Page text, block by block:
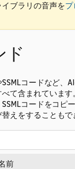
ブラリの音声を
ド
コードなど、
て含まれていま
コードをコピ
えをすることも
前